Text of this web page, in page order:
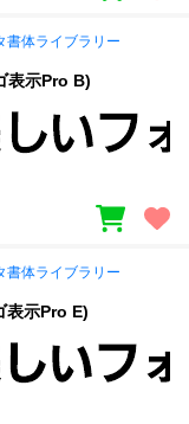
書体ライブラリー
表示Pro B)
書体ライブラリー
表示Pro E)